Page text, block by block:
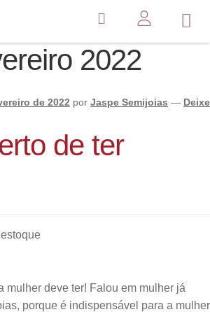
2022
de 2022 por Jaspe Semijoias — Deixe
de ter
mulher deve ter! Falou em mulher já
porque é indispensável para a mulher